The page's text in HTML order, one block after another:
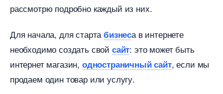
рассмотрю подробно каждый из них.
Для начала, для стартаизнеса в интернете
необходимо создать свой сайт: это может быть
интернет магазин, одностраничный сайт, если мы
продаем один товар или услугу.